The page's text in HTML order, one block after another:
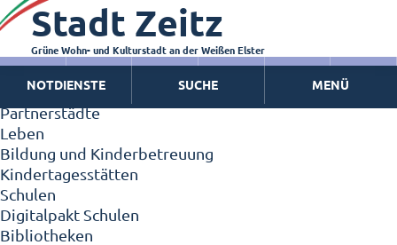
Zeitz - Die Kleinstadt
Willkommen in Zeitz!
Interview mit Oberbürgermeister Christian Thieme
Zeitz - Stadt der Zukunft
Ortschaften
Partnerstädte
Leben
Bildung und Kinderbetreuung
Kindertagesstätten
Schulen
Digitalpakt Schulen
Bibliotheken
Stadt Zeitz
Grüne Wohn- und Kulturstadt an der Weißen Elster
NOTDIENSTE SUCHE MENÜ